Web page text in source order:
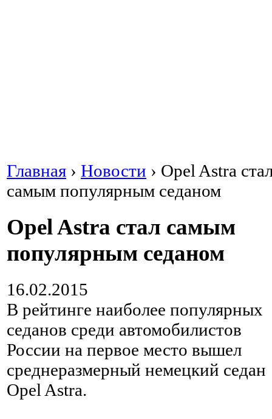
Главная › Новости › Opel Astra
самым популярным седаном
Opel Astra стал самым
популярным седаном
16.02.2015
В рейтинге наиболее популярных
седанов среди автомобилистов
России на первое место вышел
среднеразмерный немецкий седан
Opel Astra.